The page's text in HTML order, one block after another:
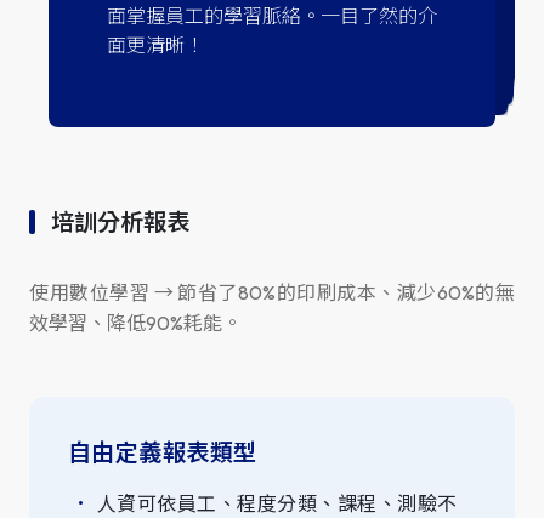
面掌握員工的學習脈絡。一目了然的介
面更清晰！
貼近實體測
學習資源、提升學習成效。
培訓分析報表
使用數位學習 → 節省了80%的印刷成本、減少60%的無
效學習、降低90%耗能。
自由定義報表類型
人資可依員工、程度分類、課程、測驗不